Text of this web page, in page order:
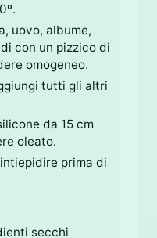
uovo, albume,
con un pizzico di
omogeneo.
tutti gli altri
da 15 cm
oleato.
prima di
secchi